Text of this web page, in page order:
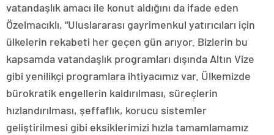
vatandaşlık amacı ile konut aldığını da ifade eden
Özelmacıklı, “Uluslararası gayrimenkul yatırıcıları için
ülkelerin rekabeti her geçen gün arıyor. Bizlerin bu
kapsamda vatandaşlık programları dışında Altın Vize
gibi yenilikçi programlara ihtiyacımız var. Ülkemizde
bürokratik engellerin kaldırılması, süreçlerin
hızlandırılması, şeffaflık, korucu sistemler
geliştirilmesi gibi eksiklerimizi hızla tamamlamamız